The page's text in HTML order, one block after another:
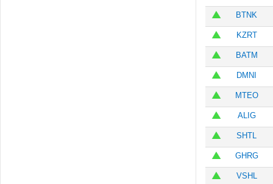
BTNK
KZRT
BATM
DMNI
MTEO
ALIG
SHTL
GHRG
VSHL